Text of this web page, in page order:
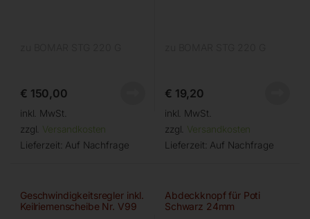
€ 150,00
inkl. MwSt.
zzgl. Versandkosten
Lieferzeit: Auf Nachfrage
€ 19,20
inkl. MwSt.
zzgl. Versandkosten
Lieferzeit: Auf Nachfrage
Geschwindigkeitsregler inkl.
Keilriemenscheibe Nr. V99
Abdeckknopf für Poti
Schwarz 24mm